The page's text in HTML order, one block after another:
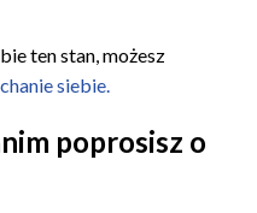
ten stan, możesz
siebie.
poprosisz o